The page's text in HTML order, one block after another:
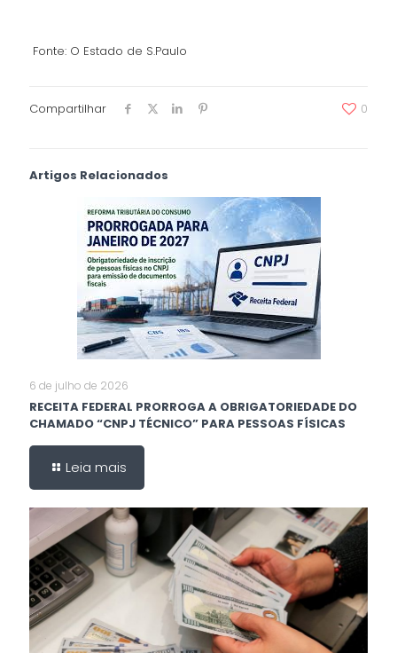
Fonte: O Estado de S.Paulo
Compartilhar 0
Artigos Relacionados
6 de julho de 2026
RECEITA FEDERAL PRORROGA A OBRIGATORIEDADE DO
CHAMADO “CNPJ TÉCNICO” PARA PESSOAS FÍSICAS
Leia mais